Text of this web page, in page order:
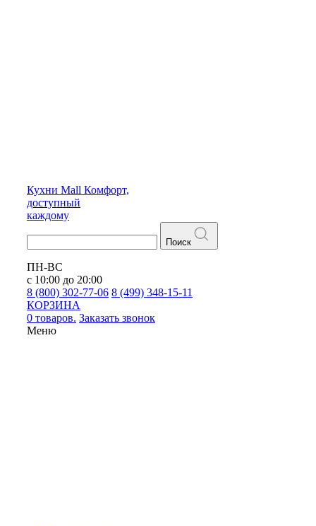
Кухни Mall Комфорт,
доступный
каждому
Поиск
ПН-ВС
с 10:00 до 20:00
8 (800) 302-77-06 8 (499) 348-15-11
КОРЗИНА
0 товаров. Заказать звонок
Меню